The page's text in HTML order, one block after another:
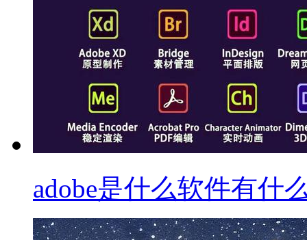
adobe是什么软件有什